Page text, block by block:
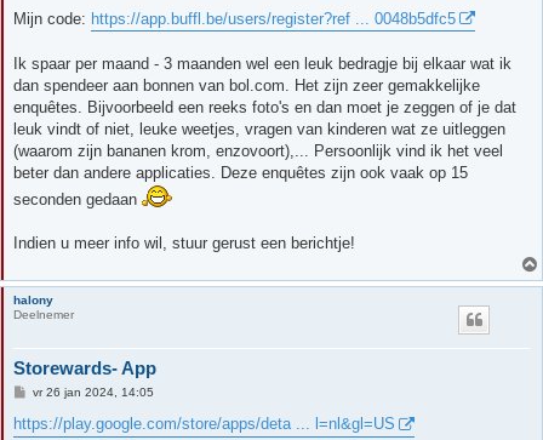
Mijn code: https://app.buffl.be/users/register?ref ... 0048b5dfc5
Ik spaar per maand - 3 maanden wel een leuk bedragje bij elkaar wat ik
dan spendeer aan bonnen van bol.com. Het zijn zeer gemakkelijke
enquêtes. Bijvoorbeeld een reeks foto's en dan moet je zeggen of je dat
leuk vindt of niet, leuke weetjes, vragen van kinderen wat ze uitleggen
(waarom zijn bananen krom, enzovoort),... Persoonlijk vind ik het veel
beter dan andere applicaties. Deze enquêtes zijn ook vaak op 15
seconden gedaan
Indien u meer info wil, stuur gerust een berichtje!
halony
Deelnemer
Storewards- App
B
r
i
vr 26 jan 2024, 14:05
https://play.google.com/store/apps/deta ... l=nl&gl=US